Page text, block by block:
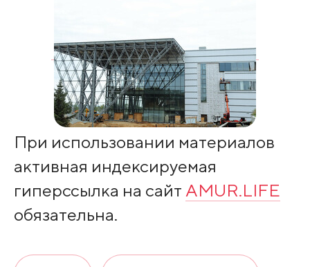
При использовании материалов
активная индексируемая
гиперссылка на сайт AMUR.LIFE
обязательна.